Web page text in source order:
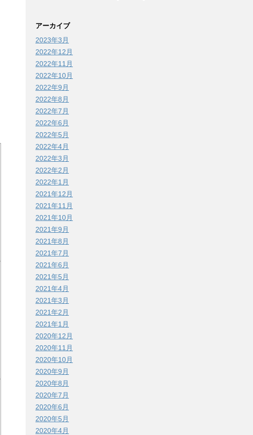
アーカイブ
2023年3月
2022年12月
2022年11月
2022年10月
2022年9月
2022年8月
2022年7月
2022年6月
2022年5月
2022年4月
2022年3月
2022年2月
2022年1月
2021年12月
2021年11月
2021年10月
2021年9月
2021年8月
2021年7月
2021年6月
2021年5月
2021年4月
2021年3月
2021年2月
2021年1月
2020年12月
2020年11月
2020年10月
2020年9月
2020年8月
2020年7月
2020年6月
2020年5月
2020年4月